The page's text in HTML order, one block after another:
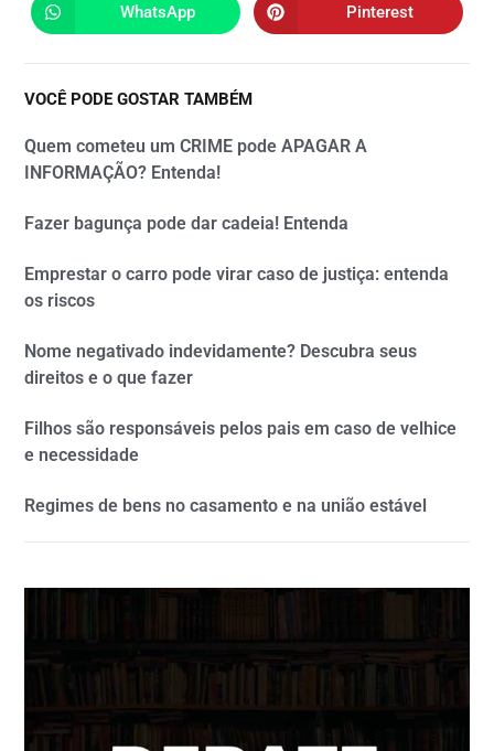
WhatsApp Pinterest
VOCÊ PODE GOSTAR TAMBÉM
Quem cometeu um CRIME pode APAGAR A
INFORMAÇÃO? Entenda!
Fazer bagunça pode dar cadeia! Entenda
Emprestar o carro pode virar caso de justiça: entenda
os riscos
Nome negativado indevidamente? Descubra seus
direitos e o que fazer
Filhos são responsáveis pelos pais em caso de velhice
e necessidade
Regimes de bens no casamento e na união estável